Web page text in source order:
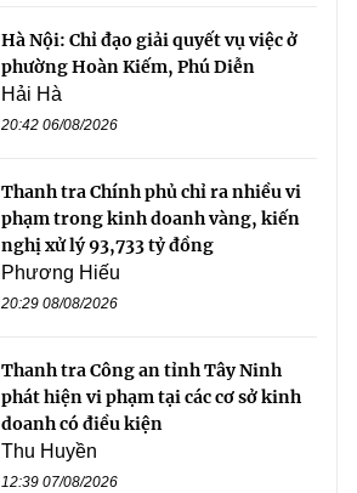
Hà Nội: Chỉ đạo giải quyết vụ việc ở
phường Hoàn Kiếm, Phú Diễn
Hải Hà
20:42 06/08/2026
Thanh tra Chính phủ chỉ ra nhiều vi
phạm trong kinh doanh vàng, kiến
nghị xử lý 93,733 tỷ đồng
Phương Hiếu
20:29 08/08/2026
Thanh tra Công an tỉnh Tây Ninh
phát hiện vi phạm tại các cơ sở kinh
doanh có điều kiện
Thu Huyền
12:39 07/08/2026